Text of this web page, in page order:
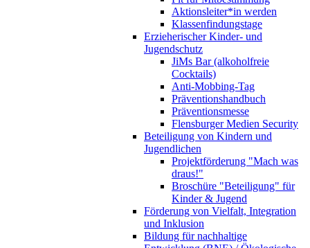
Aktionsleiter*in werden
Klassenfindungstage
Erzieherischer Kinder- und
Jugendschutz
JiMs Bar (alkoholfreie
Cocktails)
Anti-Mobbing-Tag
Präventionshandbuch
Präventionsmesse
Flensburger Medien Security
Beteiligung von Kindern und
Jugendlichen
Projektförderung "Mach was
draus!"
Broschüre "Beteiligung" für
Kinder & Jugend
Förderung von Vielfalt, Integration
und Inklusion
Bildung für nachhaltige